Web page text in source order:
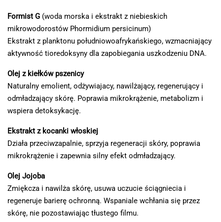
Formist G (woda morska i ekstrakt z niebieskich
mikrowodorostów Phormidium persicinum)
Ekstrakt z planktonu południowoafrykańskiego, wzmacniający
aktywność tioredoksyny dla zapobiegania uszkodzeniu DNA.
Olej z kiełków pszenicy
Naturalny emolient, odżywiajacy, nawilżający, regenerujący i
odmładzający skórę. Poprawia mikrokrążenie, metabolizm i
wspiera detoksykację.
Ekstrakt z kocanki włoskiej
Działa przeciwzapalnie, sprzyja regeneracji skóry, poprawia
mikrokrążenie i zapewnia silny efekt odmładzający.
Olej Jojoba
Zmiękcza i nawilża skórę, usuwa uczucie ściągniecia i
regeneruje barierę ochronną. Wspaniale wchłania się przez
skórę, nie pozostawiając tłustego filmu.